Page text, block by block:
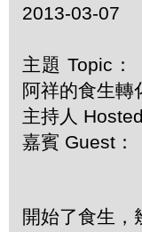
2013-03-07
主題 Topic：
阿祥的食生轉
主持人
嘉賓 Guest：
開始了食生，